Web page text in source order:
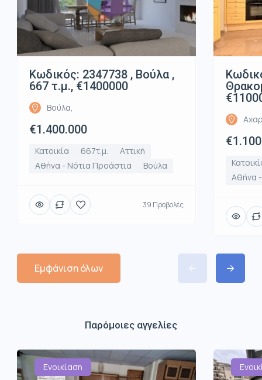
Κωδικός: 2347738 , Βούλα ,
667 τ.μ., €1400000
Βούλα,
€1.400.000
Κατοικία 667τ.μ.
Αττική
Αθήνα - Νότια Προάστια
Βούλα
39 Προβολές
Αθήνα
Εμφάνιση όλων
Παρόμοιες αγγελίες
Ενοικίαση